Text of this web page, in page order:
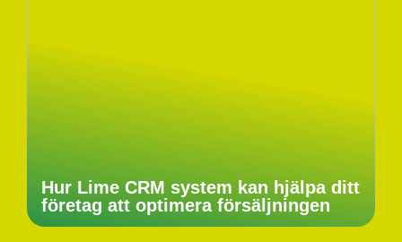
Hur Lime CRM system kan hjälpa ditt
företag att optimera försäljningen